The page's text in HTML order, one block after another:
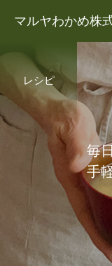
マルヤわかめ株
レシピ
毎
手